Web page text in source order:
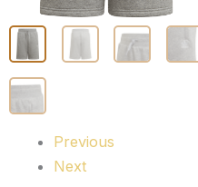
Previous
Next